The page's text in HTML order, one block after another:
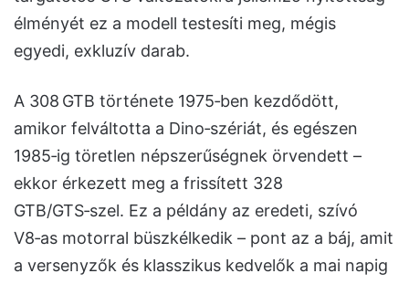
élményét ez a modell testesíti meg, mégis
egyedi, exkluzív darab.
A 308 GTB története 1975‑ben kezdődött,
amikor felváltotta a Dino‑szériát, és egészen
1985‑ig töretlen népszerűségnek örvendett –
ekkor érkezett meg a frissített 328
GTB/GTS‑szel. Ez a példány az eredeti, szívó
V8‑as motorral büszkélkedik – pont az a báj, amit
a versenyzők és klasszikus kedvelők a mai napig